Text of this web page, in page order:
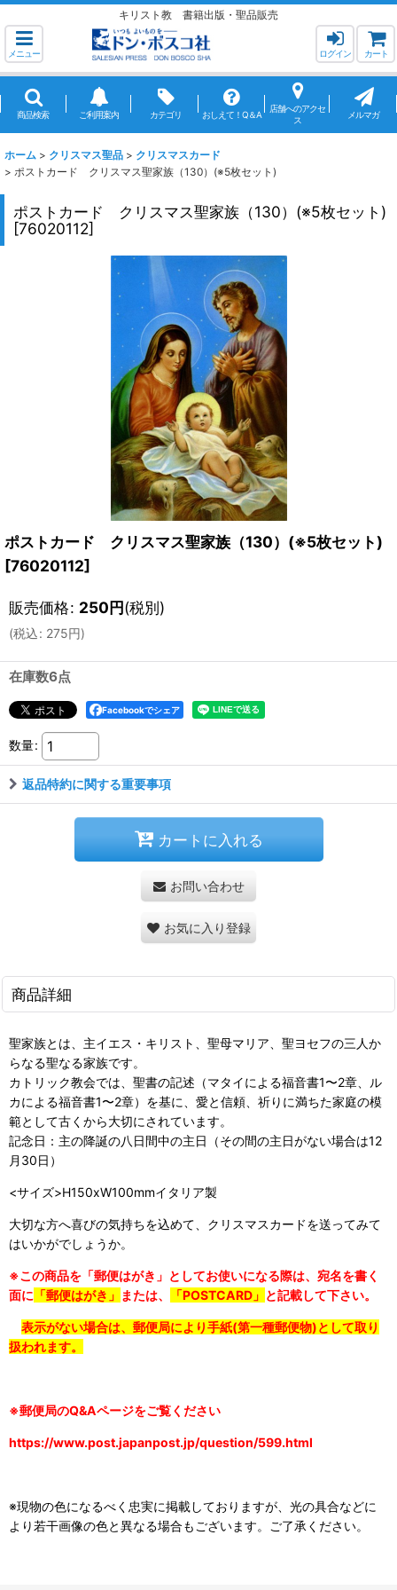
キリスト教 書籍出版・聖品販売
メニュー ログイン カート
商品検索 ご利用案内 カテゴリ おしえて！Q＆A
店舗へのアクセ
ス
メルマガ
ホーム > クリスマス聖品 > クリスマスカード
> ポストカード クリスマス聖家族（130）(※5枚セット)
ポストカード クリスマス聖家族（130）(※5枚セット)
[76020112]
ポストカード クリスマス聖家族（130）(※5枚セット)
[76020112]
販売価格: 250円(税別)
(税込: 275円)
在庫数6点
Facebookでシェア
数量:
返品特約に関する重要事項
カートに入れる
お問い合わせ
お気に入り登録
商品詳細
聖家族とは、主イエス・キリスト、聖母マリア、聖ヨセフの三人か
らなる聖なる家族です。
カトリック教会では、聖書の記述（マタイによる福音書1〜2章、ル
カによる福音書1〜2章）を基に、愛と信頼、祈りに満ちた家庭の模
範として古くから大切にされています。
記念日：主の降誕の八日間中の主日（その間の主日がない場合は12
月30日）
<サイズ>H150xW100mmイタリア製
大切な方へ喜びの気持ちを込めて、クリスマスカードを送ってみて
はいかがでしょうか。
※この商品を「郵便はがき」としてお使いになる際は、宛名を書く
面に 「郵便はがき」 または、 「POSTCARD」 と記載して下さい。
表示がない場合は、郵便局により手紙(第一種郵便物)として取り
扱われます。
※郵便局のQ&Aページをご覧ください
https://www.post.japanpost.jp/question/599.html
※現物の色になるべく忠実に掲載しておりますが、光の具合などに
より若干画像の色と異なる場合もございます。ご了承ください。